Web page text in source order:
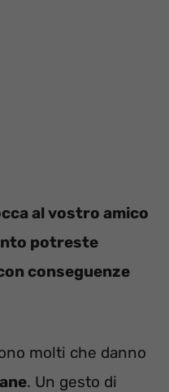
al vostro amico
potreste
conseguenze
molti che danno
. Un gesto di